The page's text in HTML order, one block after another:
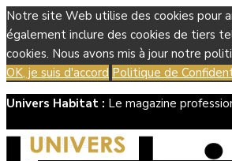
Notre site Web utilise des cookies pour
également inclure des cookies de tiers
cookies. Nous avons mis à jour notre
OK, je suis d'accord Politique de
Univers Habitat : Le magazine
Boutique